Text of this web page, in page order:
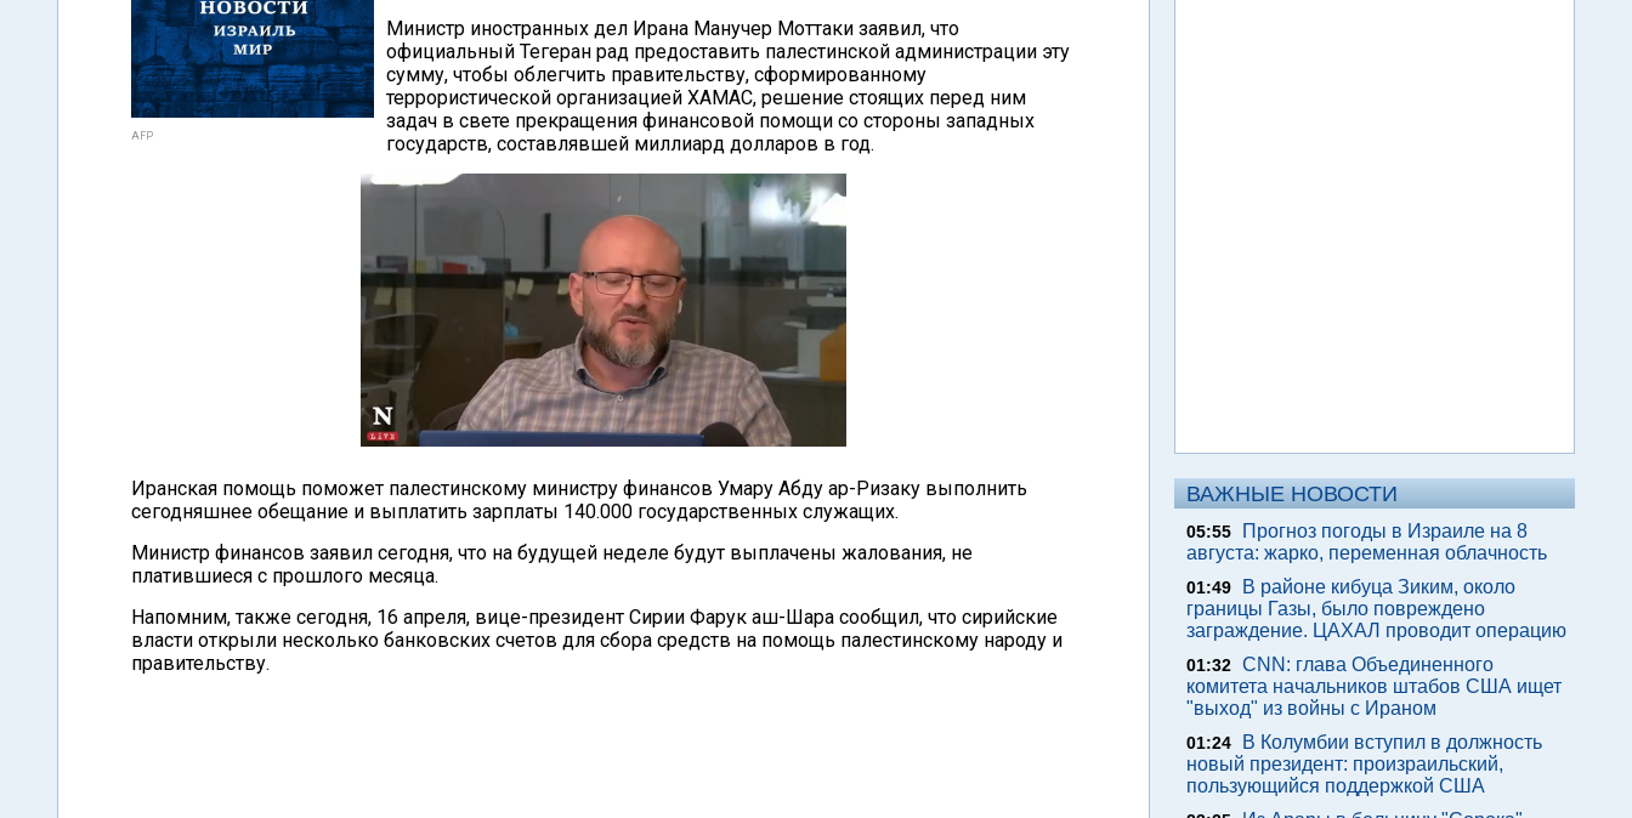
AFP
Министр иностранных дел Ирана Манучер Моттаки заявил, что
официальный Тегеран рад предоставить палестинской администрации эту
сумму, чтобы облегчить правительству, сформированному
террористической организацией ХАМАС, решение стоящих перед ним
задач в свете прекращения финансовой помощи со стороны западных
государств, составлявшей миллиард долларов в год.
Иранская помощь поможет палестинскому министру финансов Умару Абду ар-Ризаку выполнить
сегодняшнее обещание и выплатить зарплаты 140.000 государственных служащих.
Министр финансов заявил сегодня, что на будущей неделе будут выплачены жалования, не
платившиеся с прошлого месяца.
Напомним, также сегодня, 16 апреля, вице-президент Сирии Фарук аш-Шара сообщил, что сирийские
власти открыли несколько банковских счетов для сбора средств на помощь палестинскому народу и
правительству.
ВАЖНЫЕ НОВОСТИ
05:55
Прогноз погоды в Израиле на 8
августа: жарко, переменная облачность
01:49
В районе кибуца Зиким, около
границы Газы, было повреждено
заграждение. ЦАХАЛ проводит операцию
01:32 CNN: глава Объединенного
комитета начальников штабов США ищет
"выход" из войны с Ираном
01:24
В Колумбии вступил в должность
новый президент: произраильский,
пользующийся поддержкой США